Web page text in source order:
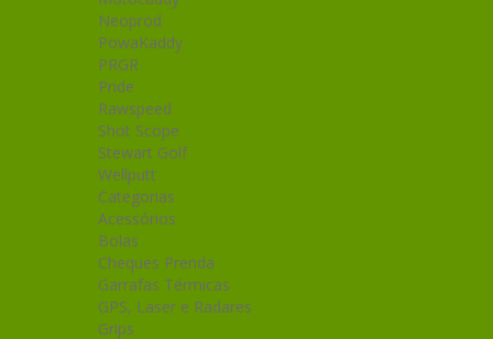
Neoprod
PowaKaddy
PRGR
Pride
Rawspeed
Shot Scope
Stewart Golf
Wellputt
Categorias
Acessórios
Bolas
Cheques Prenda
Garrafas Térmicas
GPS, Laser e Radares
Grips